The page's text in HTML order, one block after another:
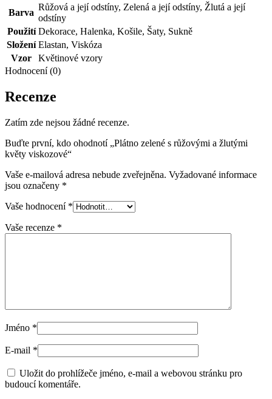
Barva
Růžová a její odstíny, Zelená a její odstíny, Žlutá a její
odstíny
Použití Dekorace, Halenka, Košile, Šaty, Sukně
Složení Elastan, Viskóza
Vzor
Květinové vzory
Hodnocení (0)
Recenze
Zatím zde nejsou žádné recenze.
Buďte první, kdo ohodnotí „Plátno zelené s růžovými a žlutými
květy viskozové“
Vaše e-mailová adresa nebude zveřejněna. Vyžadované informace
jsou označeny *
Vaše hodnocení *
Vaše recenze *
Jméno *
E-mail *
Uložit do prohlížeče jméno, e-mail a webovou stránku pro
budoucí komentáře.